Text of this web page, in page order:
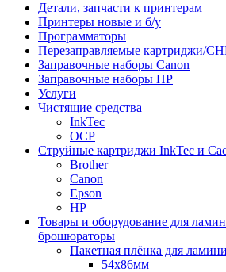
Детали, запчасти к принтерам
Принтеры новые и б/у
Программаторы
Перезаправляемые картриджи/
Заправочные наборы Canon
Заправочные наборы HP
Услуги
Чистящие средства
InkTec
OCP
Струйные картриджи InkTec и
Brother
Canon
Epson
HP
Товары и оборудование для
брошюраторы
Пакетная плёнка для
54x86мм